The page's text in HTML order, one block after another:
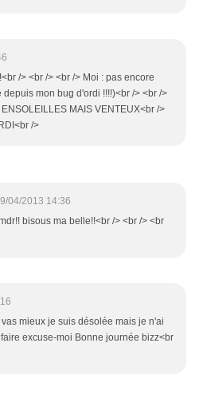
/> <br /> <br /> Moi : pas encore
mon bug d'ordi !!!!)<br /> <br />
MAIS VENTEUX<br />
/>
04/2013 14:36
bisous ma belle!!<br /> <br /> <br
mieux je suis désolée mais je n'ai
excuse-moi Bonne journée bizz<br